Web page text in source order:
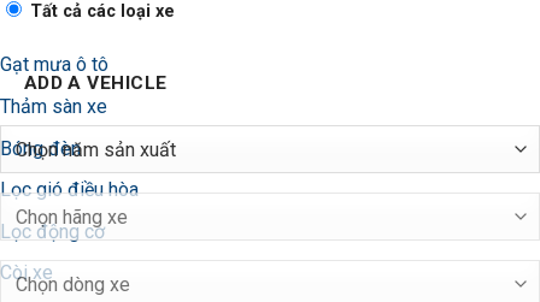
Gạt mưa ô tô
Thảm sàn xe
Bóng đèn
Lọc gió điều hòa
Lọc động cơ
Còi xe
Tất cả các loại xe
ADD A VEHICLE